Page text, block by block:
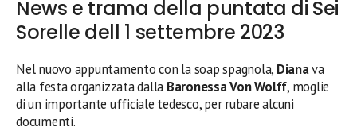
News e trama della puntata di Sei
Sorelle dell 1 settembre 2023
Nel nuovo appuntamento con la soap spagnola, Dianava
alla festa organizzata dalla Baronessa Von Wolff, moglie
di un importante ufficiale tedesco, per rubare alcuni
documenti.